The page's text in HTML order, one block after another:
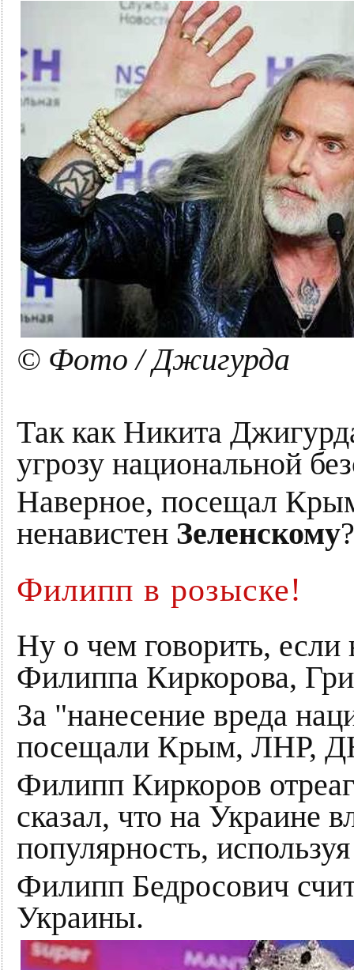
© Фото / Джигурда
Так как Никита
угрозу национальной
Наверное, посещал
ненавистен Зеленскому?
Филипп в розыске!
Ну о чем говорить,
Филиппа Киркорова,
За "нанесение вреда
посещали Крым, ЛНР,
Филипп Киркоров
сказал, что на Украине
популярность,
Филипп Бедросович
Украины.